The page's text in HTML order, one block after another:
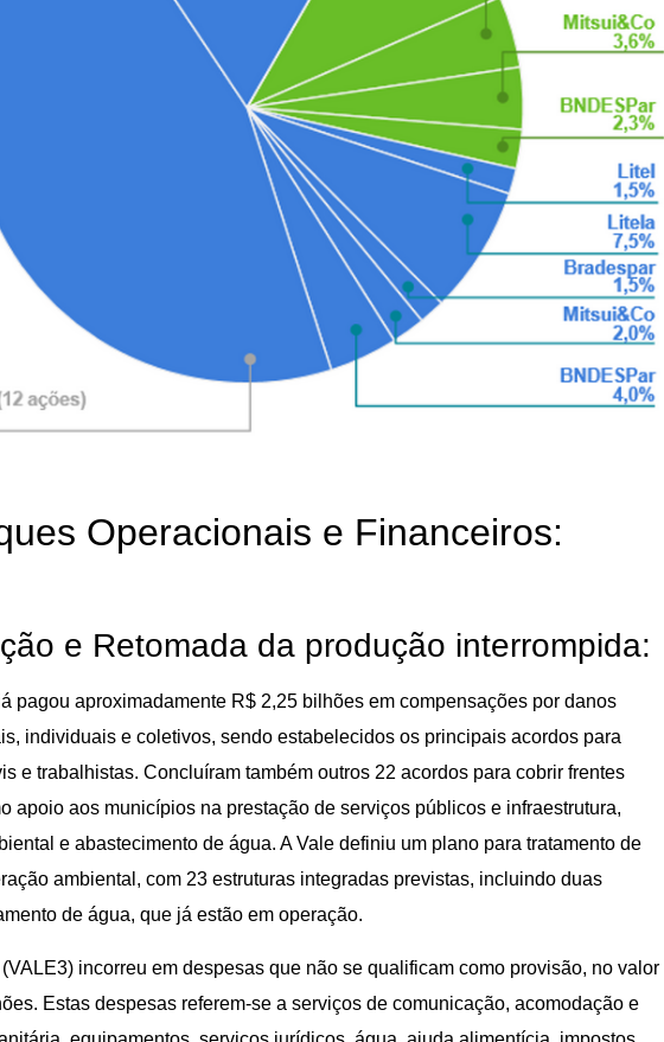
Operacionais e Financeiros:
e Retomada da produção interrompida:
pagou aproximadamente R$ 2,25 bilhões em compensações por danos
individuais e coletivos, sendo estabelecidos os principais acordos para
e trabalhistas. Concluíram também outros 22 acordos para cobrir frentes
apoio aos municípios na prestação de serviços públicos e infraestrutura,
e abastecimento de água. A Vale definiu um plano para tratamento de
ambiental, com 23 estruturas integradas previstas, incluindo duas
de água, que já estão em operação.
incorreu em despesas que não se qualificam como provisão, no valor
Estas despesas referem-se a serviços de comunicação, acomodação e